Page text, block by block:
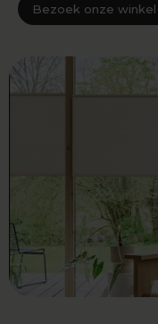
Bezoek onze winkel